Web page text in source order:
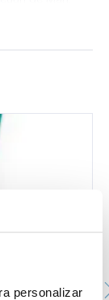
personalizar